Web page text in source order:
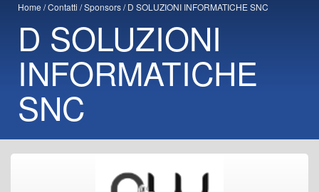
Home Contatti Sponsors D SOLUZIONI INFORMATICHE SNC
D SOLUZIONI
INFORMATICHE
SNC